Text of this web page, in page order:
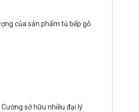
của sản phẩm tủ bếp gỗ
sở hữu nhiều đại lý